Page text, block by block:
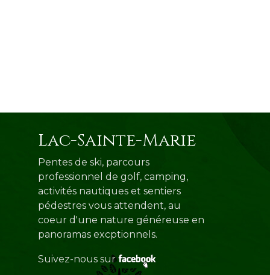
Lac-Sainte-Marie
Pentes de ski, parcours
professionnel de golf, camping,
activités nautiques et sentiers
pédestres vous attendent, au
coeur d'une nature généreuse en
panoramas excptionnels.
Suivez-nous sur